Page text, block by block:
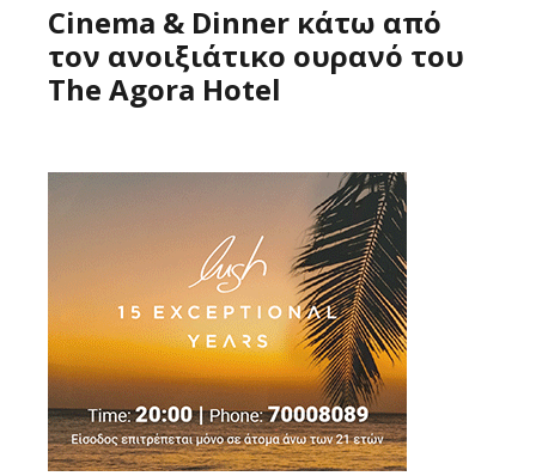
Cinema & Dinner κάτω από
τον ανοιξιάτικο ουρανό του
The Agora Hotel